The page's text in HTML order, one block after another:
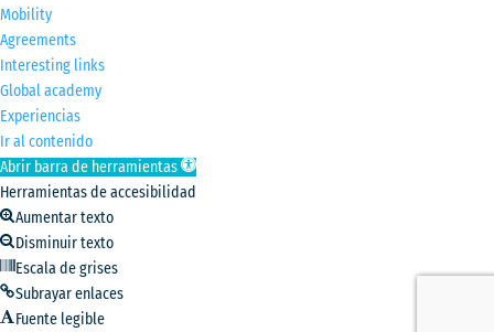
Mobility
Agreements
Interesting links
Global academy
Experiencias
Ir al contenido
Abrir barra de herramientas
Herramientas de accesibilidad
Aumentar texto
Disminuir texto
Escala de grises
Subrayar enlaces
Fuente legible